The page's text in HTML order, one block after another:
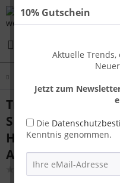
Travelhouse
S Grau 55 x 37 x
Hartschale | TSA-
10% Gutschein
Aktuelle Trends,
Jetzt zum
Die
Kenntnis genommen.